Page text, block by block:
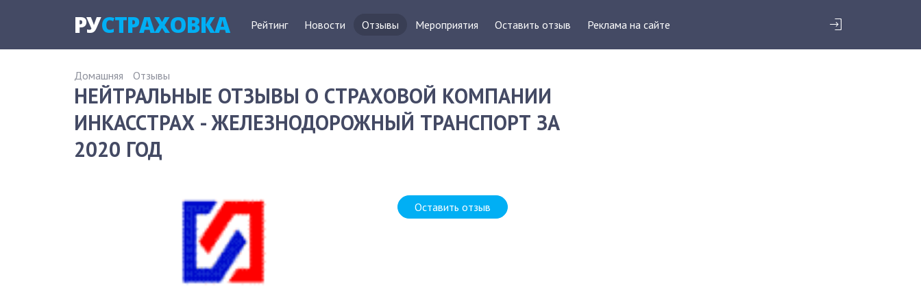
РУСТРАХОВКА Рейтинг Новости Отзывы Мероприятия Оставить отзыв Реклама на сайте
Домашняя Отзывы
НЕЙТРАЛЬНЫЕ ОТЗЫВЫ О СТРАХОВОЙ КОМПАНИИ
ИНКАССТРАХ - ЖЕЛЕЗНОДОРОЖНЫЙ ТРАНСПОРТ ЗА
2020 ГОД
Оставить отзыв